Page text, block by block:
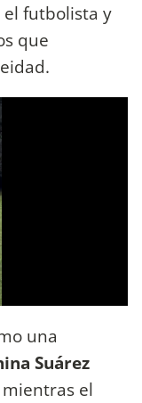
futbolista y
que
una
Suárez
el